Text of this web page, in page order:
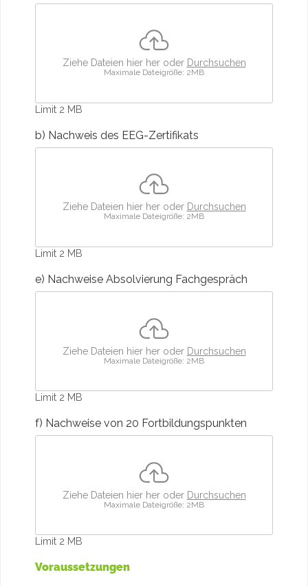
Ziehe Dateien hier her oder Durchsuchen
Maximale Dateigröße: 2MB
Limit 2 MB
b) Nachweis des EEG-Zertifikats
Ziehe Dateien hier her oder Durchsuchen
Maximale Dateigröße: 2MB
Limit 2 MB
e) Nachweise Absolvierung Fachgespräch
Ziehe Dateien hier her oder Durchsuchen
Maximale Dateigröße: 2MB
Limit 2 MB
f) Nachweise von 20 Fortbildungspunkten
Ziehe Dateien hier her oder Durchsuchen
Maximale Dateigröße: 2MB
Limit 2 MB
Voraussetzungen